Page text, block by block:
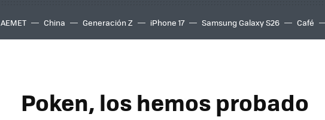
AEMET China Generación Z iPhone 17 Samsung Galaxy S26 Café
Poken, los hemos probado